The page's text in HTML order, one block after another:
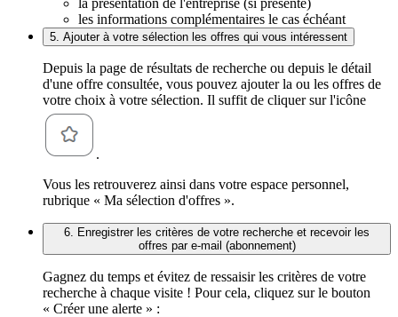
les informations complémentaires le cas échéant
5. Ajouter à votre sélection les offres qui vous intéressent
Depuis la page de résultats de recherche ou depuis le détail
d'une offre consultée, vous pouvez ajouter la ou les offres de
votre choix à votre sélection. Il suffit de cliquer sur l'icône
.
Vous les retrouverez ainsi dans votre espace personnel,
rubrique « Ma sélection d'offres ».
6. Enregistrer les critères de votre recherche et recevoir les
offres par e-mail (abonnement)
Gagnez du temps et évitez de ressaisir les critères de votre
recherche à chaque visite ! Pour cela, cliquez sur le bouton
« Créer une alerte » :